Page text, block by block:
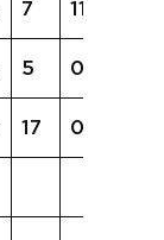
7 11.94μg
5 0.16mg
17 0.08mg